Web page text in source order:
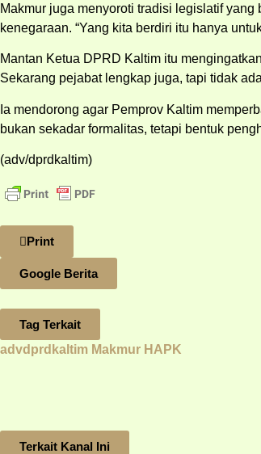
Makmur juga menyoroti tradisi legislatif
kenegaraan. “Yang kita berdiri itu hanya
Mantan Ketua DPRD Kaltim itu
Sekarang pejabat lengkap juga, tapi tidak
Ia mendorong agar Pemprov Kaltim
bukan sekadar formalitas, tetapi bentuk
(adv/dprdkaltim)
Print
Google Berita
Tag Terkait
advdprdkaltim Makmur HAPK
Terkait Kanal Ini